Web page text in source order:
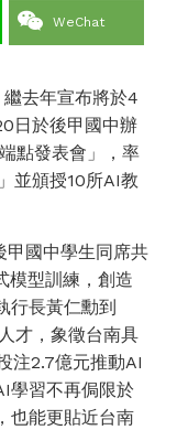
WeChat
去年宣布將於4
日於後甲國中辦
點發表會」，率
並頒授10所AI教
甲國中學生同席共
模型訓練，創造
行長黃仁勳到
才，象徵台南具
注2.7億元推動AI
學習不再侷限於
也能更貼近台南